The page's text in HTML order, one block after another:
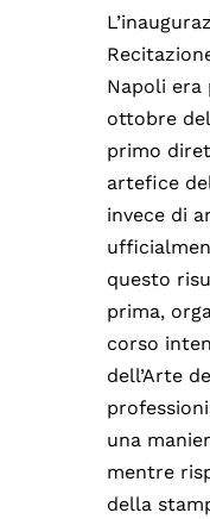
Napoli era
ottobre
primo
artefice
invece di
questo
prima,
corso
dell’Arte
una
mentre
della